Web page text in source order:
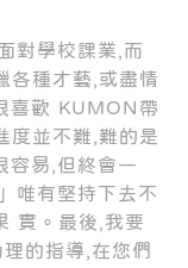
對學校課業,而
各種才藝,或盡情
喜歡 KUMON帶
度並不難,難的是
容易,但終會一
唯有堅持下去不
實。最後,我要
的指導,在您們